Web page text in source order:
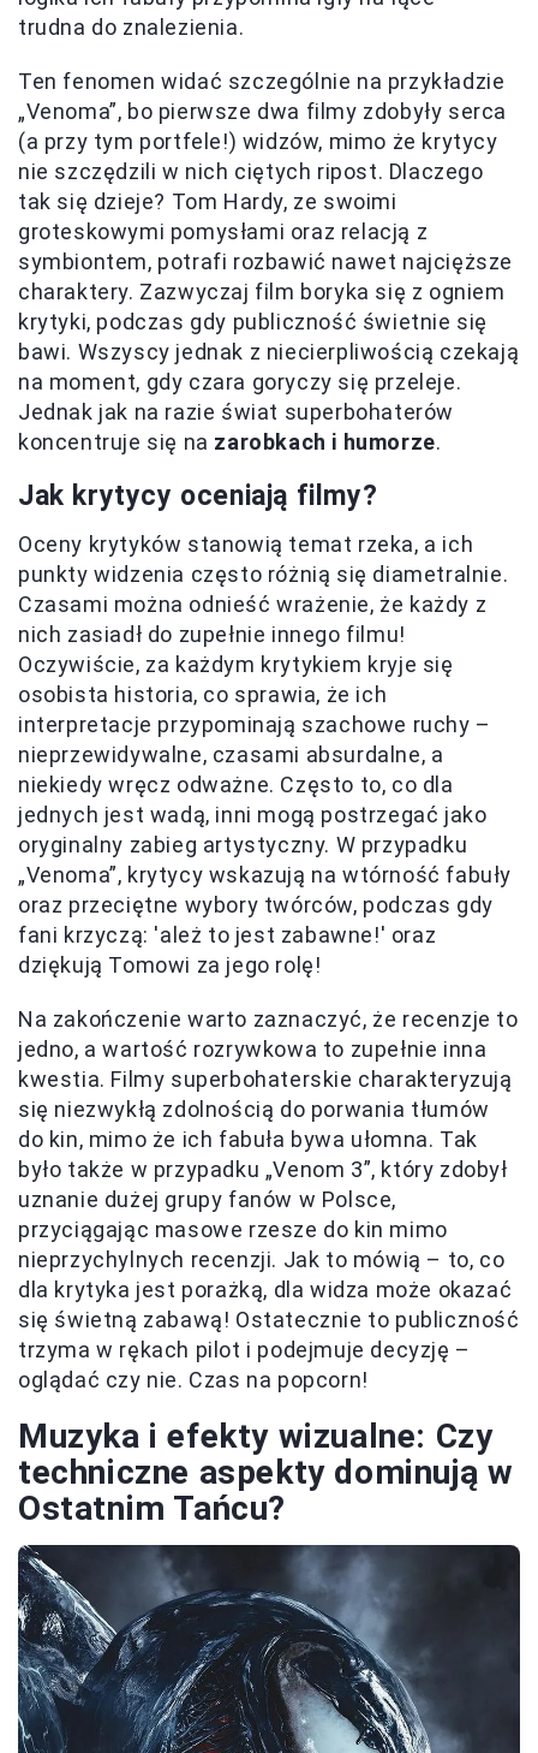
trudna do znalezienia.
Ten fenomen widać szczególnie na przykładzie
„Venoma”, bo pierwsze dwa filmy zdobyły serca
(a przy tym portfele!) widzów, mimo że krytycy
nie szczędzili w nich ciętych ripost. Dlaczego
tak się dzieje? Tom Hardy, ze swoimi
groteskowymi pomysłami oraz relacją z
symbiontem, potrafi rozbawić nawet najcięższe
charaktery. Zazwyczaj film boryka się z ogniem
krytyki, podczas gdy publiczność świetnie się
bawi. Wszyscy jednak z niecierpliwością czekają
na moment, gdy czara goryczy się przeleje.
Jednak jak na razie świat superbohaterów
koncentruje się na zarobkach i humorze.
Jak krytycy oceniają filmy?
Oceny krytyków stanowią temat rzeka, a ich
punkty widzenia często różnią się diametralnie.
Czasami można odnieść wrażenie, że każdy z
nich zasiadł do zupełnie innego filmu!
Oczywiście, za każdym krytykiem kryje się
osobista historia, co sprawia, że ich
interpretacje przypominają szachowe ruchy –
nieprzewidywalne, czasami absurdalne, a
niekiedy wręcz odważne. Często to, co dla
jednych jest wadą, inni mogą postrzegać jako
oryginalny zabieg artystyczny. W przypadku
„Venoma”, krytycy wskazują na wtórność fabuły
oraz przeciętne wybory twórców, podczas gdy
fani krzyczą: 'ależ to jest zabawne!' oraz
dziękują Tomowi za jego rolę!
Na zakończenie warto zaznaczyć, że recenzje to
jedno, a wartość rozrywkowa to zupełnie inna
kwestia. Filmy superbohaterskie charakteryzują
się niezwykłą zdolnością do porwania tłumów
do kin, mimo że ich fabuła bywa ułomna. Tak
było także w przypadku „Venom 3”, który zdobył
uznanie dużej grupy fanów w Polsce,
przyciągając masowe rzesze do kin mimo
nieprzychylnych recenzji. Jak to mówią – to, co
dla krytyka jest porażką, dla widza może okazać
się świetną zabawą! Ostatecznie to publiczność
trzyma w rękach pilot i podejmuje decyzję –
oglądać czy nie. Czas na popcorn!
Muzyka i efekty wizualne: Czy
techniczne aspekty dominują w
Ostatnim Tańcu?